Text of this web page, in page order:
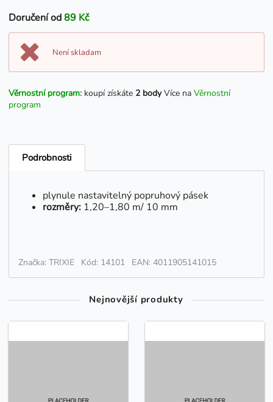
Doručení od89 Kč
Není skladam
Věrnostní program: koupí získáte 2 bodyVíce na Věrnostní
program
Podrobnosti
plynule nastavitelný popruhový pásek
rozměry: 1,20–1,80 m/ 10 mm
Značka: TRIXIE Kód: 14101 EAN: 4011905141015
Nejnovější produkty